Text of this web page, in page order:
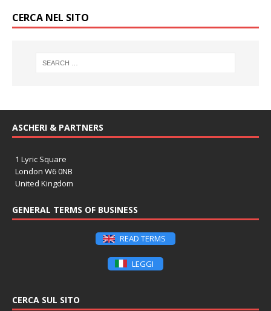
CERCA NEL SITO
ASCHERI & PARTNERS
1 Lyric Square
London W6 0NB
United Kingdom
GENERAL TERMS OF BUSINESS
READ TERMS
LEGGI
CERCA SUL SITO